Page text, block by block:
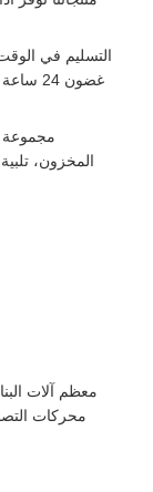
التسليم في
غضون
مجموعة
المخزون،
معظم آلات
محركات